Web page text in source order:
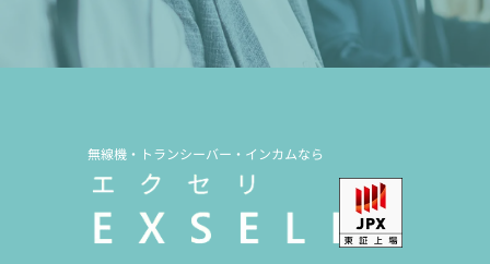
無線機・トランシーバー・インカムなら